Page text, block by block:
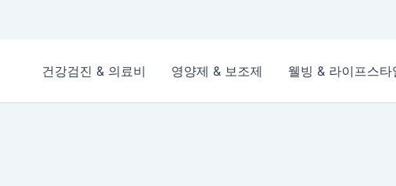
건강검진 & 의료비 영양제 & 보조제 웰빙 & 라이프스타